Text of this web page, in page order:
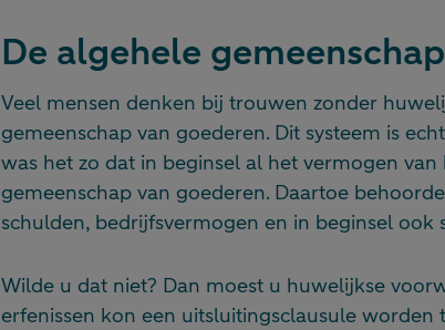
De algehele
Veel mensen denken bij trouwen zonder
gemeenschap van goederen. Dit systeem is
was het zo dat in beginsel al het vermogen
gemeenschap van goederen. Daartoe
schulden, bedrijfsvermogen en in beginsel ook
Wilde u dat niet? Dan moest u huwelijkse
erfenissen kon een uitsluitingsclausule